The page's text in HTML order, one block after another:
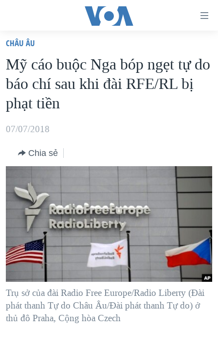
truy
cập
Tới
nội
dung
chính
chính
"Tìm"
VIỆT NAM
HOA KỲ
BIỂN ĐÔNG
THẾ GIỚI
DIỄN ĐÀN
TỰ DO BÁO CHÍ
VẠCH TRẦN TIN GIẢ
NGƯỜI VIỆT HẢI NGOẠI
ĐỜI SỐNG
KINH TẾ
KHOA HỌC
SỨC KHOẺ
VĂN HOÁ
CHUYÊN ĐỀ
CHIẾN TRANH THƯƠNG MẠI CỦA MỸ: QUÁ KHỨ VÀ HIỆN
HÀNH TRÌNH BẦU CỬ 2024
MỘT NĂM CHIẾN TRANH TẠI DẢI GAZA
GIẢI MÃ VÀNH ĐAI & CON ĐƯỜNG
NGÀY TỊ NẠN THẾ GIỚI
TRỊNH VĨNH BÌNH - NGƯỜI HẠ 'BÊN THẮNG CUỘC'
GROUND ZERO – XƯA VÀ NAY
HỌC TIẾNG ANH
VIDEO
NGHE
MẠNG XÃ HỘI
Ngôn ngữ khác
CHÂU ÂU
Mỹ cáo buộc Nga bóp ngẹt tự do
báo chí sau khi đài RFE/RL bị
phạt tiền
07/07/2018
Chia sẻ
Trụ sở của đài Radio Free Europe/Radio Liberty (Đài
phát thanh Tự do Châu Âu/Đài phát thanh Tự do) ở
thủ đô Praha, Cộng hòa Czech